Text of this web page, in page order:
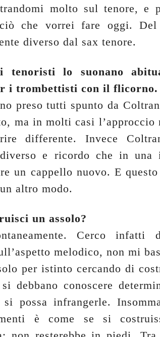
molto sul tenore, e
che vorrei fare oggi. Del
diverso dal sax tenore.
tenoristi lo suonano
i trombettisti con il flicorno.
preso tutti spunto da
ma in molti casi l’approccio
differente. Invece
e ricordo che in una
un cappello nuovo. E
altro modo.
un assolo?
Cerco
melodico, non mi
per istinto cercando di
debbano conoscere
si possa infrangerle.
è come se si